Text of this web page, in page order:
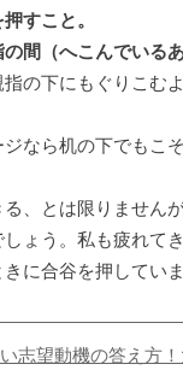
すこと。
間（へこんでいる
の下にもぐりこむ
なら机の下でもこ
、とは限りません
ょう。私も疲れて
に合谷を押していま
志望動機の答え方